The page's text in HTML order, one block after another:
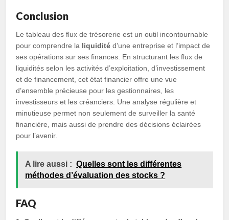
Conclusion
Le tableau des flux de trésorerie est un outil incontournable
pour comprendre la liquidité d’une entreprise et l’impact de
ses opérations sur ses finances. En structurant les flux de
liquidités selon les activités d’exploitation, d’investissement
et de financement, cet état financier offre une vue
d’ensemble précieuse pour les gestionnaires, les
investisseurs et les créanciers. Une analyse régulière et
minutieuse permet non seulement de surveiller la santé
financière, mais aussi de prendre des décisions éclairées
pour l’avenir.
A lire aussi : Quelles sont les différentes
méthodes d’évaluation des stocks ?
FAQ